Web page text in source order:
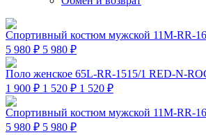
Спортивный костюм мужской 11M-RR-
5 980 ₽ 5 980 ₽
Поло женское 65L-RR-1515/1 RED-N-
1 900 ₽ 1 520 ₽ 1 520 ₽
Спортивный костюм мужской 11M-RR-
5 980 ₽ 5 980 ₽